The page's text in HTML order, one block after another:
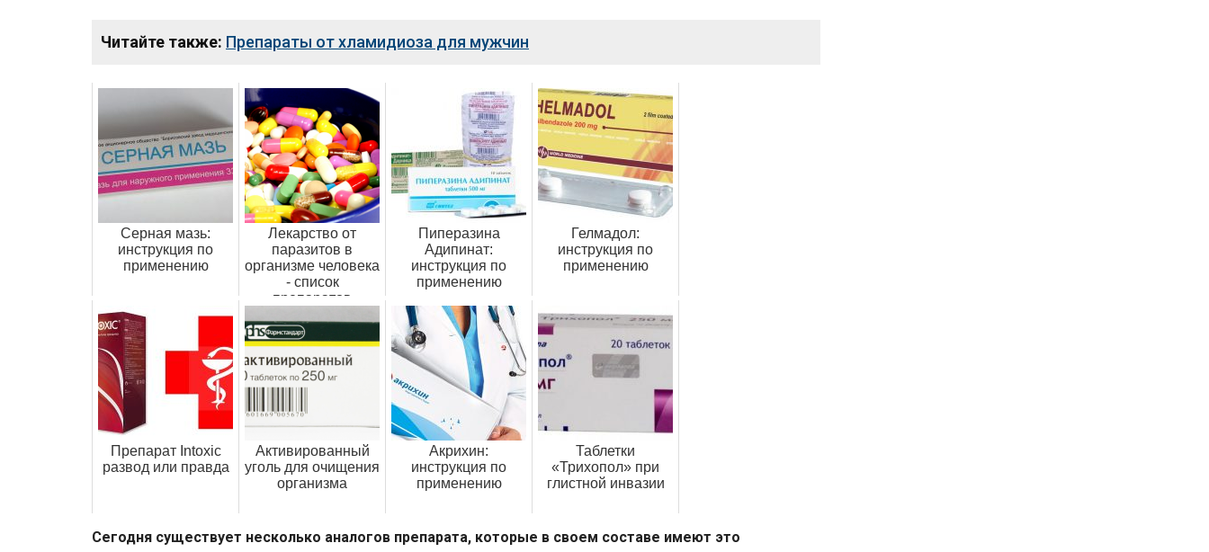
Читайте также: Препараты от хламидиоза для мужчин
Серная мазь:
инструкция по
применению
Лекарство от
паразитов в
организме человека
- список
препаратов
Пиперазина
Адипинат:
инструкция по
применению
Гелмадол:
инструкция по
применению
Препарат Intoxic
развод или правда
Активированный
уголь для очищения
организма
Акрихин:
инструкция по
применению
Таблетки
«Трихопол» при
глистной инвазии
Сегодня существует несколько аналогов препарата, которые в своем составе имеют это